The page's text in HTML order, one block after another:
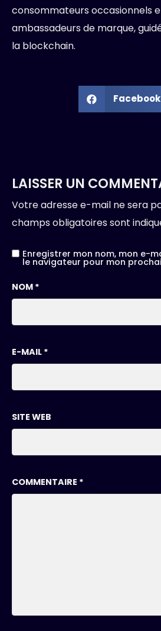
consommateurs occasionnels
ambassadeurs de marque,
la blockchain.
Facebook
LAISSER UN
Votre adresse e-mail ne sera
champs obligatoires sont
COMMENTAIRE *
NOM *
E-MAIL *
SITE WEB
Enregistrer mon nom, mon e-
le navigateur pour mon